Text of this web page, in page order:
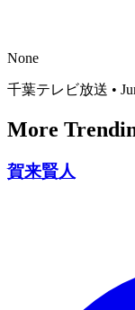
None
千葉テレビ放送 •
More
賀来賢人